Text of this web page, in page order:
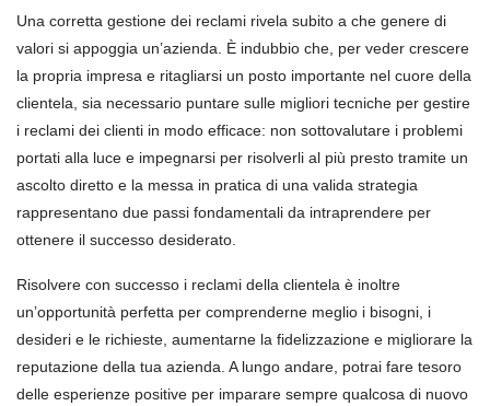
Una corretta gestione dei reclami rivela subito a che genere di
valori si appoggia un’azienda. È indubbio che, per veder crescere
la propria impresa e ritagliarsi un posto importante nel cuore della
clientela, sia necessario puntare sulle migliori tecniche per gestire
i reclami dei clienti in modo efficace: non sottovalutare i problemi
portati alla luce e impegnarsi per risolverli al più presto tramite un
ascolto diretto e la messa in pratica di una valida strategia
rappresentano due passi fondamentali da intraprendere per
ottenere il successo desiderato.
Risolvere con successo i reclami della clientela è inoltre
un’opportunità perfetta per comprenderne meglio i bisogni, i
desideri e le richieste, aumentarne la fidelizzazione e migliorare la
reputazione della tua azienda. A lungo andare, potrai fare tesoro
delle esperienze positive per imparare sempre qualcosa di nuovo